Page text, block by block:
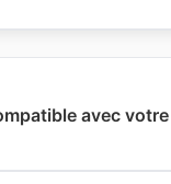
avec